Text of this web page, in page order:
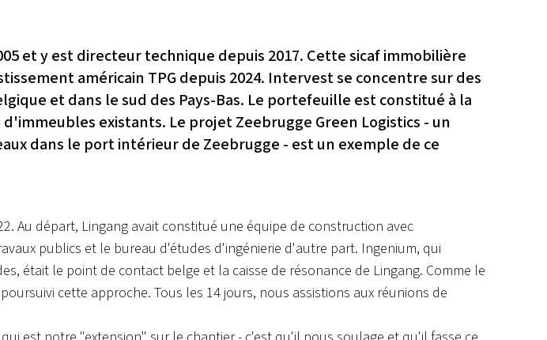
et y est directeur technique depuis 2017. Cette sicaf immobilière
américain TPG depuis 2024. Intervest se concentre sur des
et dans le sud des Pays-Bas. Le portefeuille est constitué à la
existants. Le projet Zeebrugge Green Logistics - un
dans le port intérieur de Zeebrugge - est un exemple de ce
Au départ, Lingang avait constitué une équipe de construction avec
publics et le bureau d'études d'ingénierie d'autre part. Ingenium, qui
était le point de contact belge et la caisse de résonance de Lingang. Comme le
cette approche. Tous les 14 jours, nous assistions aux réunions de